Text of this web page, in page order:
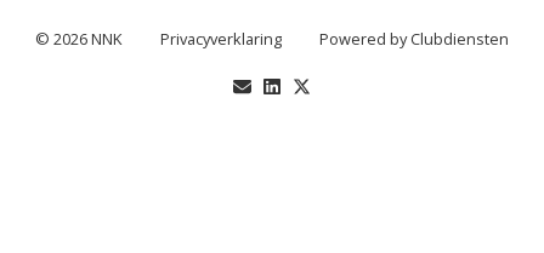
© 2026 NNK Privacy­verkla­ring Power­ed by Clubdiensten